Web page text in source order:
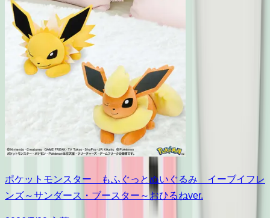
ポケットモンスター もふぐっとぬいぐるみ イーブイフレ
ンズ～サンダース・ブースター～おひるねver.